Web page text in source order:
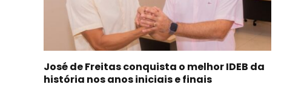
José de Freitas conquista o melhor IDEB da
história nos anos iniciais e finais